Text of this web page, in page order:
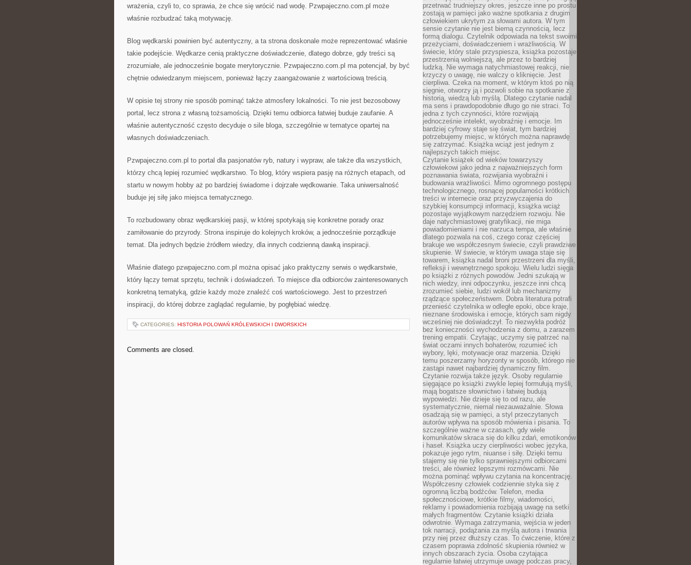
wrażenia, czyli to, co sprawia, że chce się wrócić nad wodę. Pzwpajeczno.com.pl może
właśnie rozbudzać taką motywację.
Blog wędkarski powinien być autentyczny, a ta strona doskonale może reprezentować właśnie
takie podejście. Wędkarze cenią praktyczne doświadczenie, dlatego dobrze, gdy treści są
zrozumiałe, ale jednocześnie bogate merytorycznie. Pzwpajeczno.com.pl ma potencjał, by być
chętnie odwiedzanym miejscem, ponieważ łączy zaangażowanie z wartościową treścią.
W opisie tej strony nie sposób pominąć także atmosfery lokalności. To nie jest bezosobowy
portal, lecz strona z własną tożsamością. Dzięki temu odbiorca łatwiej buduje zaufanie. A
właśnie autentyczność często decyduje o sile bloga, szczególnie w tematyce opartej na
własnych doświadczeniach.
Pzwpajeczno.com.pl to portal dla pasjonatów ryb, natury i wypraw, ale także dla wszystkich,
którzy chcą lepiej rozumieć wędkarstwo. To blog, który wspiera pasję na różnych etapach, od
startu w nowym hobby aż po bardziej świadome i dojrzałe wędkowanie. Taka uniwersalność
buduje jej siłę jako miejsca tematycznego.
To rozbudowany obraz wędkarskiej pasji, w której spotykają się konkretne porady oraz
zamiłowanie do przyrody. Strona inspiruje do kolejnych kroków, a jednocześnie porządkuje
temat. Dla jednych będzie źródłem wiedzy, dla innych codzienną dawką inspiracji.
Właśnie dlatego pzwpajeczno.com.pl można opisać jako praktyczny serwis o wędkarstwie,
który łączy temat sprzętu, technik i doświadczeń. To miejsce dla odbiorców zainteresowanych
konkretną tematyką, gdzie każdy może znaleźć coś wartościowego. Jest to przestrzeń
inspiracji, do której dobrze zaglądać regularnie, by pogłębiać wiedzę.
CATEGORIES: HISTORIA POLOWAŃ KRÓLEWSKICH I DWORSKICH
Comments are closed.
przetrwać trudniejszy okres, jeszcze inne po prostu
zostają w pamięci jako ważne spotkania z drugim
człowiekiem ukrytym za słowami autora. W tym
sensie czytanie nie jest bierną czynnością, lecz
formą dialogu. Czytelnik odpowiada na tekst swoimi
przeżyciami, doświadczeniem i wrażliwością. W
świecie, który stale przyspiesza, książka pozostaje
przestrzenią wolniejszą, ale przez to bardziej
ludzką. Nie wymaga natychmiastowej reakcji, nie
krzyczy o uwagę, nie walczy o kliknięcie. Jest
cierpliwa. Czeka na moment, w którym ktoś po nią
sięgnie, otworzy ją i pozwoli sobie na spotkanie z
historią, wiedzą lub myślą. Dlatego czytanie nadal
ma sens i prawdopodobnie długo go nie straci. To
jedna z tych czynności, które rozwijają
jednocześnie intelekt, wyobraźnię i emocje. Im
bardziej cyfrowy staje się świat, tym bardziej
potrzebujemy miejsc, w których można naprawdę
się zatrzymać. Książka wciąż jest jednym z
najlepszych takich miejsc.
Czytanie książek od wieków towarzyszy
człowiekowi jako jedna z najważniejszych form
poznawania świata, rozwijania wyobraźni i
budowania wrażliwości. Mimo ogromnego postępu
technologicznego, rosnącej popularności krótkich
treści w internecie oraz przyzwyczajenia do
szybkiej konsumpcji informacji, książka wciąż
pozostaje wyjątkowym narzędziem rozwoju. Nie
daje natychmiastowej gratyfikacji, nie miga
powiadomieniami i nie narzuca tempa, ale właśnie
dlatego pozwala na coś, czego coraz częściej
brakuje we współczesnym świecie, czyli prawdziwe
skupienie. W świecie, w którym uwaga staje się
towarem, książka nadal broni przestrzeni dla myśli,
refleksji i wewnętrznego spokoju. Wielu ludzi sięga
po książki z różnych powodów. Jedni szukają w
nich wiedzy, inni odpoczynku, jeszcze inni chcą
zrozumieć siebie, ludzi wokół lub mechanizmy
rządzące społeczeństwem. Dobra literatura potrafi
przenieść czytelnika w odległe epoki, obce kraje,
nieznane środowiska i emocje, których sam nigdy
wcześniej nie doświadczył. To niezwykła podróż
bez konieczności wychodzenia z domu, a zarazem
trening empatii. Czytając, uczymy się patrzeć na
świat oczami innych bohaterów, rozumieć ich
wybory, lęki, motywacje oraz marzenia. Dzięki
temu poszerzamy horyzonty w sposób, którego nie
zastąpi nawet najbardziej dynamiczny film.
Czytanie rozwija także język. Osoby regularnie
sięgające po książki zwykle lepiej formułują myśli,
mają bogatsze słownictwo i łatwiej budują
wypowiedzi. Nie dzieje się to od razu, ale
systematycznie, niemal niezauważalnie. Słowa
osadzają się w pamięci, a styl przeczytanych
autorów wpływa na sposób mówienia i pisania. To
szczególnie ważne w czasach, gdy wiele
komunikatów skraca się do kilku zdań, emotikonów
i haseł. Książka uczy cierpliwości wobec języka,
pokazuje jego rytm, niuanse i siłę. Dzięki temu
stajemy się nie tylko sprawniejszymi odbiorcami
treści, ale również lepszymi rozmówcami. Nie
można pominąć wpływu czytania na koncentrację.
Współczesny człowiek codziennie styka się z
ogromną liczbą bodźców. Telefon, media
społecznościowe, krótkie filmy, wiadomości,
reklamy i powiadomienia rozbijają uwagę na setki
małych fragmentów. Czytanie książki działa
odwrotnie. Wymaga zatrzymania, wejścia w jeden
tok narracji, podążania za myślą autora i trwania
przy niej przez dłuższy czas. To ćwiczenie, które z
czasem poprawia zdolność skupienia również w
innych obszarach życia. Osoba czytająca
regularnie łatwiej utrzymuje uwagę podczas pracy,